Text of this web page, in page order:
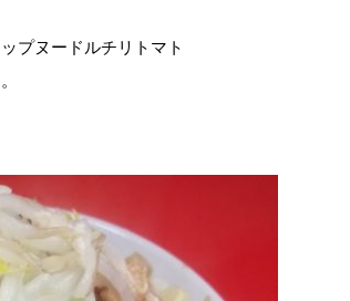
プヌードルチリトマト